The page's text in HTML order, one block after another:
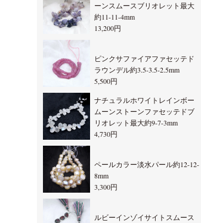
ーンスムースブリオレット最大
約11-11-4mm
13,200円
ピンクサファイアファセッテド
ラウンデル約3.5-3.5-2.5mm
5,500円
ナチュラルホワイトレインボー
ムーンストーンファセッテドブ
リオレット最大約9-7-3mm
4,730円
ペールカラー淡水パール約12-12-
8mm
3,300円
ルビーインゾイサイトスムース